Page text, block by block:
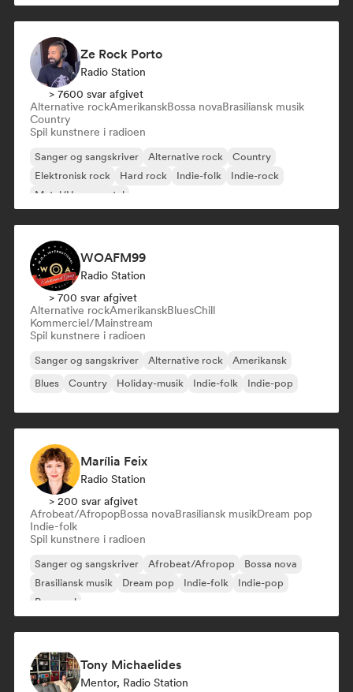
Ze Rock Porto
Radio Station
> 7600 svar afgivet
Alternative rockAmerikanskBossa novaBrasiliansk musik
Country
Spil kunstnere i radioen
Sanger og sangskriver Alternative rock
Country
Elektronisk rock
Hard rock Indie-folk
Indie-rock
Metal/Heavy metal
WOAFM99
Radio Station
> 700 svar afgivet
Alternative rockAmerikanskBluesChill
Kommerciel/Mainstream
Spil kunstnere i radioen
Sanger og sangskriver Alternative rock
Amerikansk
Blues
Country Holiday-musik Indie-folk Indie-pop
Marília Feix
Radio Station
> 200 svar afgivet
Afrobeat/AfropopBossa novaBrasiliansk musikDream pop
Indie-folk
Spil kunstnere i radioen
Sanger og sangskriver Afrobeat/Afropop
Bossa nova
Brasiliansk musik
Dream pop Indie-folk
Indie-pop
Pop-soul
Tony Michaelides
Mentor, Radio Station